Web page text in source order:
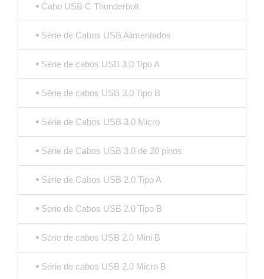
Cabo USB C Thunderbolt
Série de Cabos USB Alimentados
Série de cabos USB 3.0 Tipo A
Série de cabos USB 3.0 Tipo B
Série de Cabos USB 3.0 Micro
Série de Cabos USB 3.0 de 20 pinos
Série de Cabos USB 2.0 Tipo A
Série de Cabos USB 2.0 Tipo B
Série de cabos USB 2.0 Mini B
Série de cabos USB 2.0 Micro B